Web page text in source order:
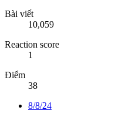
Bài viết
10,059
Reaction score
1
Điểm
38
8/8/24